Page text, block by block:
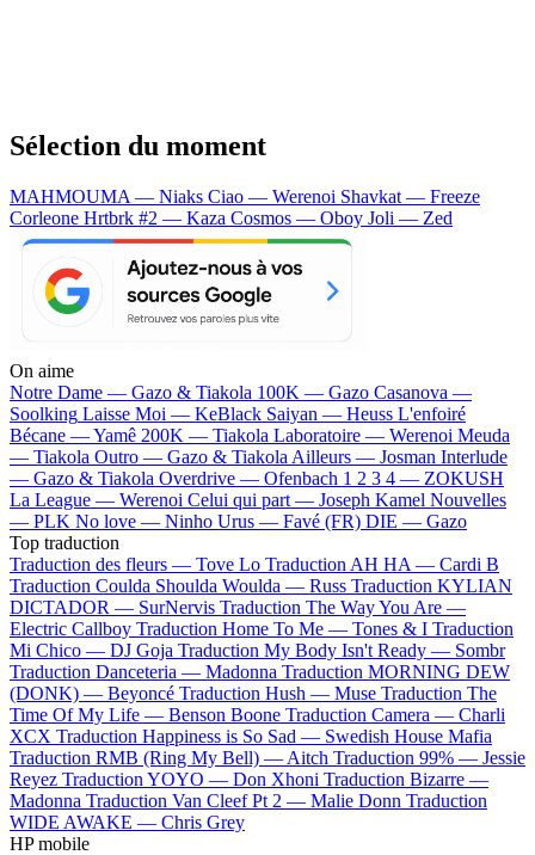
Sélection du moment
MAHMOUMA — Niaks Ciao — Werenoi Shavkat — Freeze
Corleone Hrtbrk #2 — Kaza Cosmos — Oboy Joli — Zed
On aime
Notre Dame — Gazo & Tiakola 100K — Gazo Casanova —
Soolking Laisse Moi — KeBlack Saiyan — Heuss L'enfoiré
Bécane —Yamê 200K — Tiakola Laboratoire — Werenoi Meuda
— Tiakola Outro — Gazo & Tiakola Ailleurs — Josman Interlude
— Gazo & Tiakola Overdrive — Ofenbach 1 2 3 4 — ZOKUSH
La League — Werenoi Celui qui part — Joseph Kamel Nouvelles
— PLK No love — Ninho Urus — Favé (FR) DIE — Gazo
Top traduction
Traduction des fleurs — Tove Lo Traduction AH HA — Cardi B
Traduction Coulda Shoulda Woulda — Russ Traduction KYLIAN
DICTADOR — SurNervis Traduction The Way You Are —
Electric Callboy Traduction Home To Me — Tones & I Traduction
Mi Chico — DJ Goja Traduction My Body Isn't Ready — Sombr
Traduction Danceteria — Madonna Traduction MORNING DEW
(DONK) — Beyoncé Traduction Hush — Muse Traduction The
Time Of My Life — Benson Boone Traduction Camera — Charli
XCX Traduction Happiness is So Sad — Swedish House Mafia
Traduction RMB (Ring My Bell) — Aitch Traduction 99% — Jessie
Reyez Traduction YOYO — Don Xhoni Traduction Bizarre —
Madonna Traduction Van Cleef Pt 2 — Malie Donn Traduction
WIDE AWAKE — Chris Grey
HP mobile